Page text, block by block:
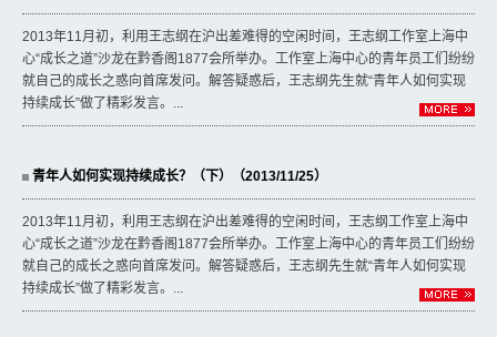
2013年11月初，利用王志纲在沪出差难得的空闲时间，王志纲工作室上海中
心“成长之道”沙龙在黔香阁1877会所举办。工作室上海中心的青年员工们纷纷
就自己的成长之惑向首席发问。解答疑惑后，王志纲先生就“青年人如何实现
持续成长”做了精彩发言。...
青年人如何实现持续成长？（下）（2013/11/25）
2013年11月初，利用王志纲在沪出差难得的空闲时间，王志纲工作室上海中
心“成长之道”沙龙在黔香阁1877会所举办。工作室上海中心的青年员工们纷纷
就自己的成长之惑向首席发问。解答疑惑后，王志纲先生就“青年人如何实现
持续成长”做了精彩发言。...